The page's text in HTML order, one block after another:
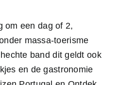
om een dag of 2,
massa-toerisme
band dit geldt ook
en de gastronomie